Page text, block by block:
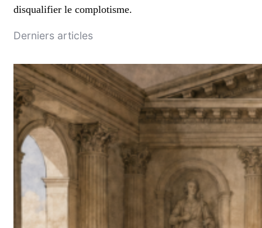
disqualifier le complotisme.
Derniers articles